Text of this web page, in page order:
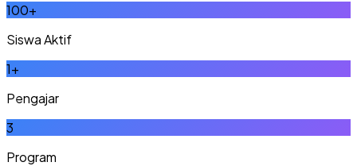
100+
Siswa Aktif
1+
Pengajar
3
Program